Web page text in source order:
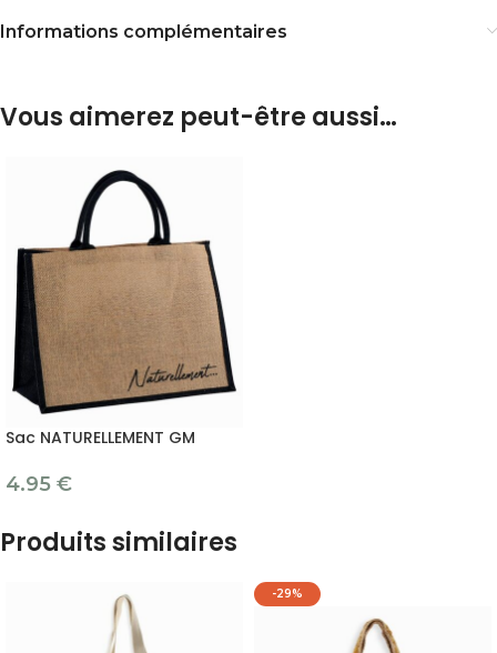
Informations complémentaires
Vous aimerez peut-être aussi…
Sac NATURELLEMENT GM
4.95 €
Produits similaires
-29%